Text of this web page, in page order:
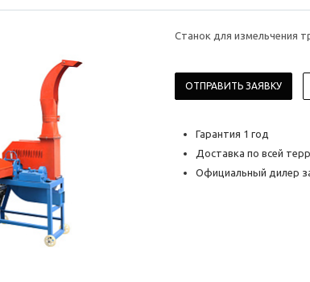
Станок для измельчения
ОТПРАВИТЬ ЗАЯВКУ
Гарантия 1 год
Доставка по всей
Официальный дилер